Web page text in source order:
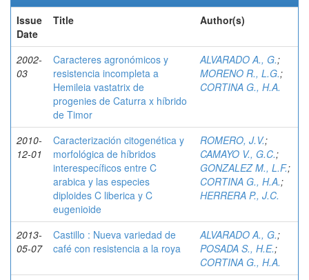
Issue
Date
Title Author(s)
2002-
03
Caracteres agronómicos y
resistencia incompleta a
Hemileia vastatrix de
progenies de Caturra x híbrido
de Timor
ALVARADO A., G.;
MORENO R., L.G.;
CORTINA G., H.A.
2010-
12-01
Caracterización citogenética y
morfológica de híbridos
interespecíficos entre C
arabica y las especies
diploides C liberica y C
eugenioide
ROMERO, J.V.;
CAMAYO V., G.C.;
GONZALEZ M., L.F.;
CORTINA G., H.A.;
HERRERA P., J.C.
2013-
05-07
Castillo : Nueva variedad de
café con resistencia a la roya
ALVARADO A., G.;
POSADA S., H.E.;
CORTINA G., H.A.